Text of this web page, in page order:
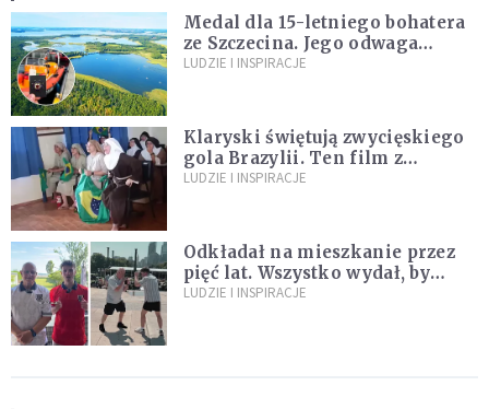
Medal dla 15-letniego bohatera
ze Szczecina. Jego odwaga
ocaliła ludzkie życie
LUDZIE I INSPIRACJE
Klaryski świętują zwycięskiego
gola Brazylii. Ten film z
zakonnicami obejrzały już
LUDZIE I INSPIRACJE
Odkładał na mieszkanie przez
pięć lat. Wszystko wydał, by
spełnić marzenie 80-letniego
LUDZIE I INSPIRACJE